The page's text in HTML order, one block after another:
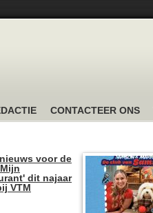
CONTACTEER ONS
voor de
dit najaar
VTM